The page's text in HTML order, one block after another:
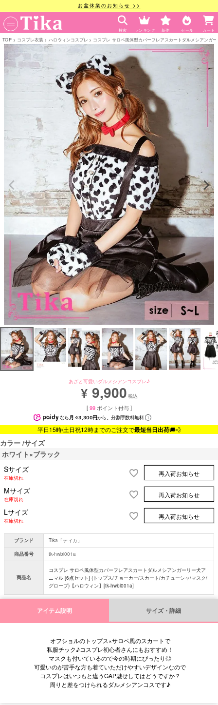
お盆休業のお知らせ >>
検索 ランキング 新作 セール カート
TOP コスプレ衣装 ハロウィンコスプレ コスプレ サロペ風体型カバーフレアスカートダルメシアンガ
あざと可愛いダルメシアンコスプレ♪
¥ 9,900 税込
[ 99 ポイント付与 ]
なら月々3,300円から。分割手数料無料
平日15時/土日祝12時までのご注文で最短当日出荷🚚💨
カラー サイズ
ホワイト×ブラック
Sサイズ
在庫切れ
再入荷お知らせ
Mサイズ
在庫切れ
再入荷お知らせ
Lサイズ
在庫切れ
再入荷お知らせ
ブランド
Tika「ティカ」
商品番号
tk-hwbl001a
商品名
コスプレ サロペ風体型カバーフレアスカートダルメシアンガーリー犬ア
ニマル [6点セット] (トップス/チョーカー/スカート/カチューシャ/マスク/
グローブ)【ハロウィン】[tk-hwbl001a]
アイテム説明 サイズ・詳細
オフショルのトップス×サロペ風のスカートで
私服チック♪コスプレ初心者さんにもおすすめ！
マスクも付いているので今の時期にぴったり◎
可愛いのが苦手な方も着ていただけやすいデザインなので
コスプレはいつもと違うGAP魅せしてはどうですか？
周りと差をつけられるダルメシアンコスです♪